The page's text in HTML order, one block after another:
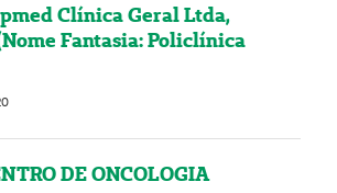
Clínica Geral Ltda,
Fantasia: Policlínica
DE ONCOLOGIA